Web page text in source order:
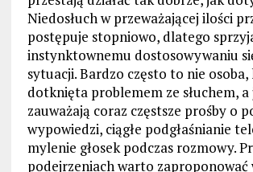
Niedosłuch w przeważającej ilości
postępuje stopniowo, dlatego
instynktownemu dostosowywaniu
sytuacji. Bardzo często to nie
dotknięta problemem ze słuchem, a
zauważają coraz częstsze prośby o
wypowiedzi, ciągłe podgłaśnianie
mylenie głosek podczas rozmowy.
podejrzeniach warto zaproponować